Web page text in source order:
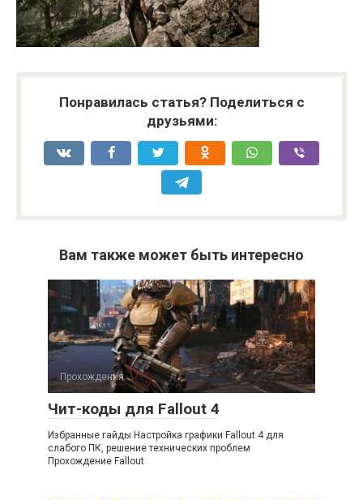
Понравилась статья? Поделиться с
друзьями:
Вам также может быть интересно
Прохождения
Чит-коды для Fallout 4
Избранные гайды Настройка графики Fallout 4 для
слабого ПК, решение технических проблем
Прохождение Fallout